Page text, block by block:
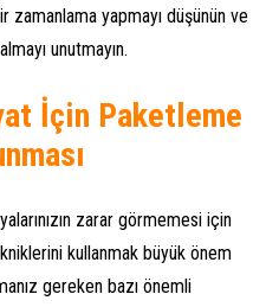
yapmayı düşünün ve
unutmayın.
İçin Paketleme
zarar görmemesi için
kullanmak büyük önem
gereken bazı önemli